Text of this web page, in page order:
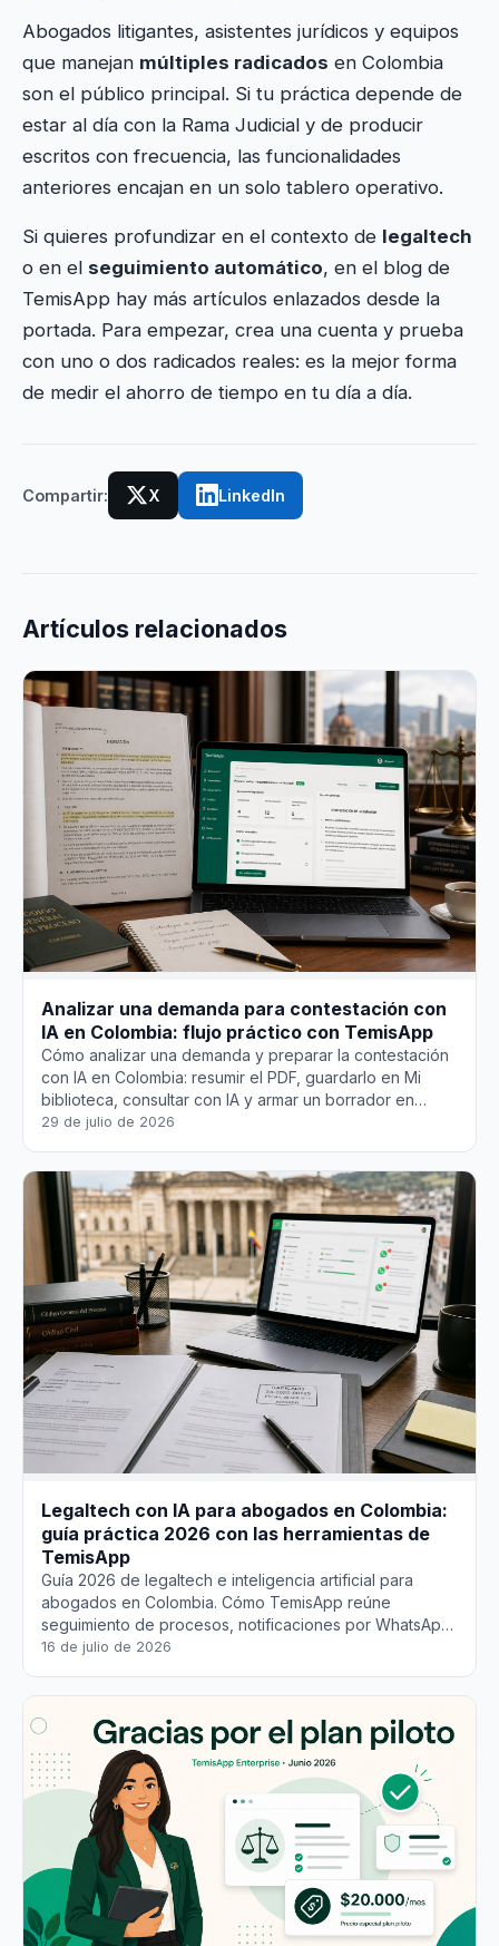
Abogados litigantes, asistentes jurídicos y equipos
que manejan múltiples radicados en Colombia
son el público principal. Si tu práctica depende de
estar al día con la Rama Judicial y de producir
escritos con frecuencia, las funcionalidades
anteriores encajan en un solo tablero operativo.
Si quieres profundizar en el contexto de legaltech
o en el seguimiento automático, en el blog de
TemisApp hay más artículos enlazados desde la
portada. Para empezar, crea una cuenta y prueba
con uno o dos radicados reales: es la mejor forma
de medir el ahorro de tiempo en tu día a día.
Compartir: X LinkedIn
Artículos relacionados
Analizar una demanda para contestación con
IA en Colombia: flujo práctico con TemisApp
Cómo analizar una demanda y preparar la contestación
con IA en Colombia: resumir el PDF, guardarlo en Mi
biblioteca, consultar con IA y armar un borrador en
TemisApp — siempre bajo tu criterio profesional.
29 de julio de 2026
Legaltech con IA para abogados en Colombia:
guía práctica 2026 con las herramientas de
TemisApp
Guía 2026 de legaltech e inteligencia artificial para
abogados en Colombia. Cómo TemisApp reúne
seguimiento de procesos, notificaciones por WhatsApp,
consultor jurídico IA, resumen de documentos y
16 de julio de 2026